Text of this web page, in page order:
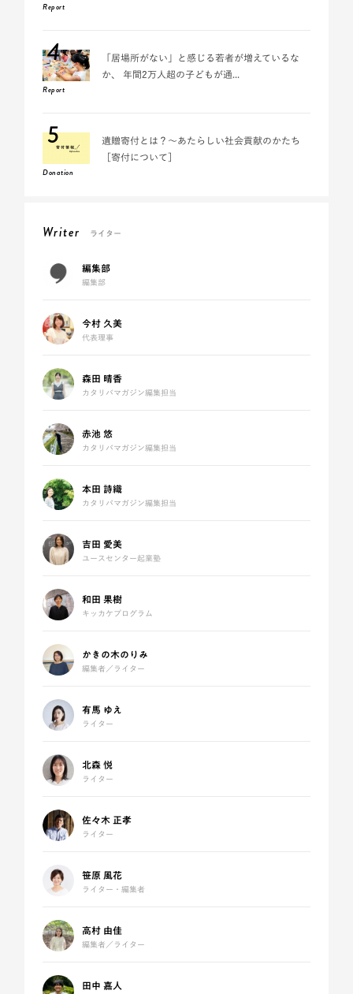
Report
4
Report
「居場所がない」と感じる若者が増えているな
か、 年間2万人超の子どもが通...
5
Donation
遺贈寄付とは？～あたらしい社会貢献のかたち
［寄付について］
Writer ライター
編集部
編集部
今村 久美
代表理事
森田 晴香
カタリバマガジン編集担当
赤池 悠
カタリバマガジン編集担当
本田 詩織
カタリバマガジン編集担当
吉田 愛美
ユースセンター起業塾
和田 果樹
キッカケプログラム
かきの木のりみ
編集者／ライター
有馬 ゆえ
ライター
北森 悦
ライター
佐々木 正孝
ライター
笹原 風花
ライター・編集者
高村 由佳
編集者／ライター
田中 嘉人